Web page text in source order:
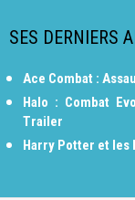
SES DERNIERS
Ace Combat :
Halo : Combat
Trailer
Harry Potter et les